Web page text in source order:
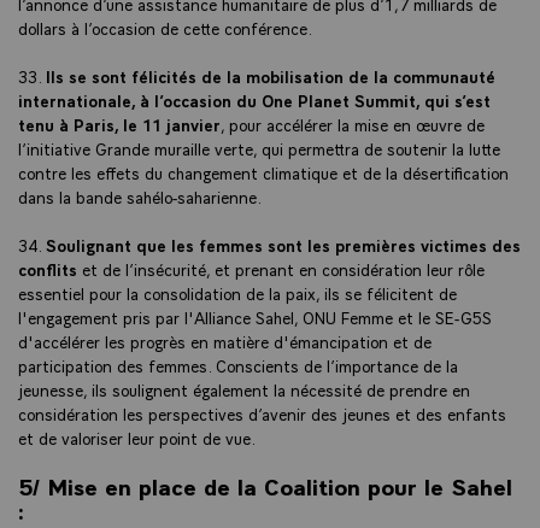
dollars à l’occasion de cette conférence.
33. Ils se sont félicités de la mobilisation de la communauté
internationale, à l’occasion du One Planet Summit, qui s’est
tenu à Paris, le 11 janvier, pour accélérer la mise en œuvre de
l’initiative Grande muraille verte, qui permettra de soutenir la lutte
contre les effets du changement climatique et de la désertification
dans la bande sahélo-saharienne.
34. Soulignant que les femmes sont les premières victimes des
conflits et de l’insécurité, et prenant en considération leur rôle
essentiel pour la consolidation de la paix, ils se félicitent de
l'engagement pris par l'Alliance Sahel, ONU Femme et le SE-G5S
d'accélérer les progrès en matière d'émancipation et de
participation des femmes. Conscients de l’importance de la
jeunesse, ils soulignent également la nécessité de prendre en
considération les perspectives d’avenir des jeunes et des enfants
et de valoriser leur point de vue.
5/ Mise en place de la Coalition pour le Sahel
: